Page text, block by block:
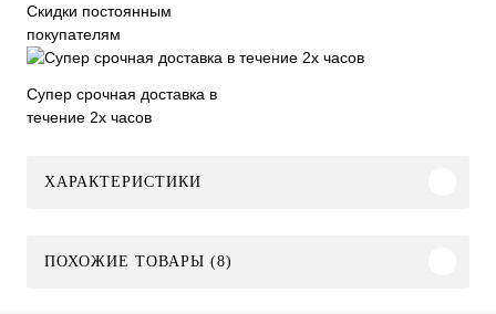
Скидки постоянным
покупателям
Супер срочная доставка в
течение 2х часов
ХАРАКТЕРИСТИКИ
ПОХОЖИЕ ТОВАРЫ (8)